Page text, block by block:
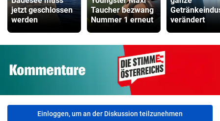
jetzt geschlossen
werden
Taucher bezwang
Nummer 1 erneut
verändert
Einloggen, um an der Diskussion teilzunehmen